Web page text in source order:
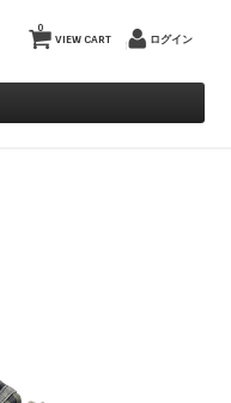
VIEW CART
0
ログイン